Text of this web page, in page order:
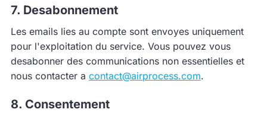
7. Desabonnement
Les emails lies au compte sont envoyes uniquement
pour l'exploitation du service. Vous pouvez vous
desabonner des communications non essentielles et
nous contacter a contact@airprocess.com.
8. Consentement